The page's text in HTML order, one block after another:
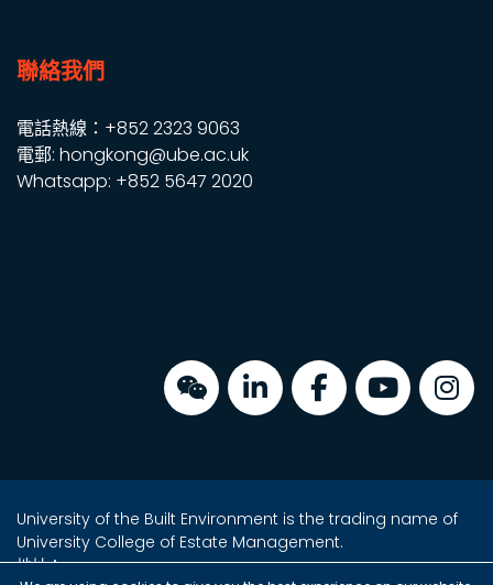
聯絡我們
電話熱線：+852 2323 9063
電郵: hongkong@ube.ac.uk
Whatsapp: +852 5647 2020
University of the Built Environment is the trading name of
University College of Estate Management.
地址：